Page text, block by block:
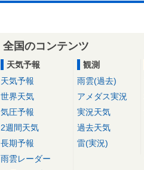
全国のコンテンツ
天気予報
天気予報
世界天気
気圧予報
2週間天気
長期予報
雨雲レーダー
観測
雨雲(過去)
アメダス実況
実況天気
過去天気
雷(実況)